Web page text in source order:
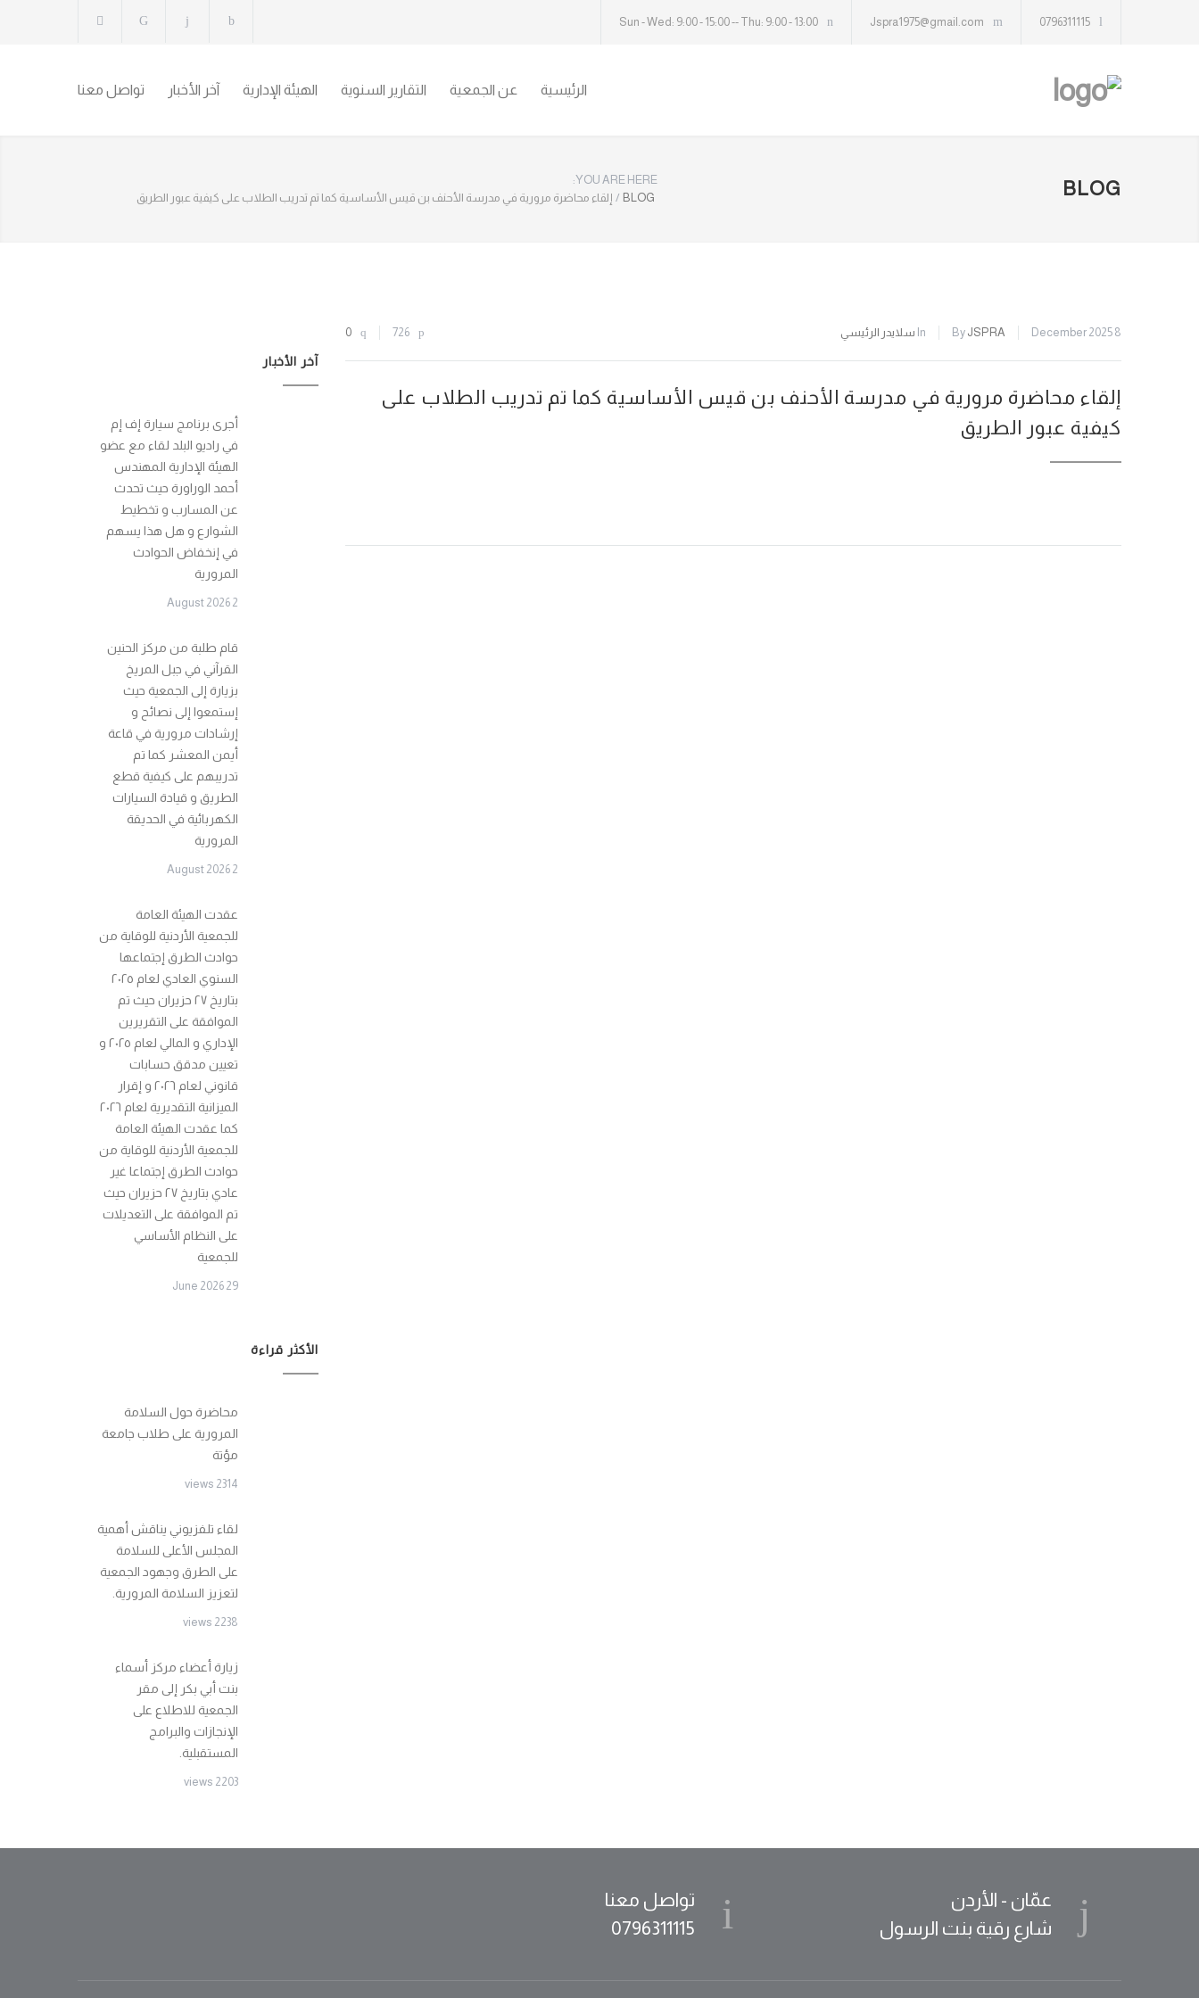
0796311115
Jspra1975@gmail.com
Sun - Wed: 9:00 - 15:00 -- Thu: 9:00 - 13:00
الرئيسية عن الجمعية التقارير السنوية الهيئة الإدارية آخر الأخبار تواصل معنا
BLOG
YOU ARE HERE:
BLOG
/ إلقاء محاضرة مرورية في مدرسة الأحنف بن قيس الأساسية كما تم تدريب الطلاب على كيفية عبور الطريق
8 December 2025
By JSPRA
In سلايدر الرئيسي 726
0
إلقاء محاضرة مرورية في مدرسة الأحنف بن قيس الأساسية كما تم تدريب الطلاب على
كيفية عبور الطريق
آخر الأخبار
أجرى برنامج سيارة إف إم
في راديو البلد لقاء مع عضو
الهيئة الإدارية المهندس
أحمد الوراورة حيث تحدث
عن المسارب و تخطيط
الشوارع و هل هذا يسهم
في إنخفاض الحوادث
المرورية
2 August 2026
قام طلبة من مركز الحنين
القرآني في جبل المريخ
بزيارة إلى الجمعية حيث
إستمعوا إلى نصائح و
إرشادات مرورية في قاعة
أيمن المعشر كما تم
تدريبهم على كيفية قطع
الطريق و قيادة السيارات
الكهربائية في الحديقة
المرورية
2 August 2026
عقدت الهيئة العامة
للجمعية الأردنية للوقاية من
حوادث الطرق إجتماعها
السنوي العادي لعام ٢٠٢٥
بتاريخ ٢٧ حزيران حيث تم
الموافقة على التقريرين
الإداري و المالي لعام ٢٠٢٥ و
تعيين مدقق حسابات
قانوني لعام ٢٠٢٦ و إقرار
الميزانية التقديرية لعام ٢٠٢٦
كما عقدت الهيئة العامة
للجمعية الأردنية للوقاية من
حوادث الطرق إجتماعا غير
عادي بتاريخ ٢٧ حزيران حيث
تم الموافقة على التعديلات
على النظام الأساسي
للجمعية
29 June 2026
الأكثر قراءة
محاضرة حول السلامة
المرورية على طلاب جامعة
مؤتة
2314 views
لقاء تلفزيوني يناقش أهمية
المجلس الأعلى للسلامة
على الطرق وجهود الجمعية
لتعزيز السلامة المرورية.
2238 views
زيارة أعضاء مركز أسماء
بنت أبي بكر إلى مقر
الجمعية للاطلاع على
الإنجازات والبرامج
المستقبلية.
2203 views
عمّان - الأردن
شارع رقية بنت الرسول
تواصل معنا
0796311115